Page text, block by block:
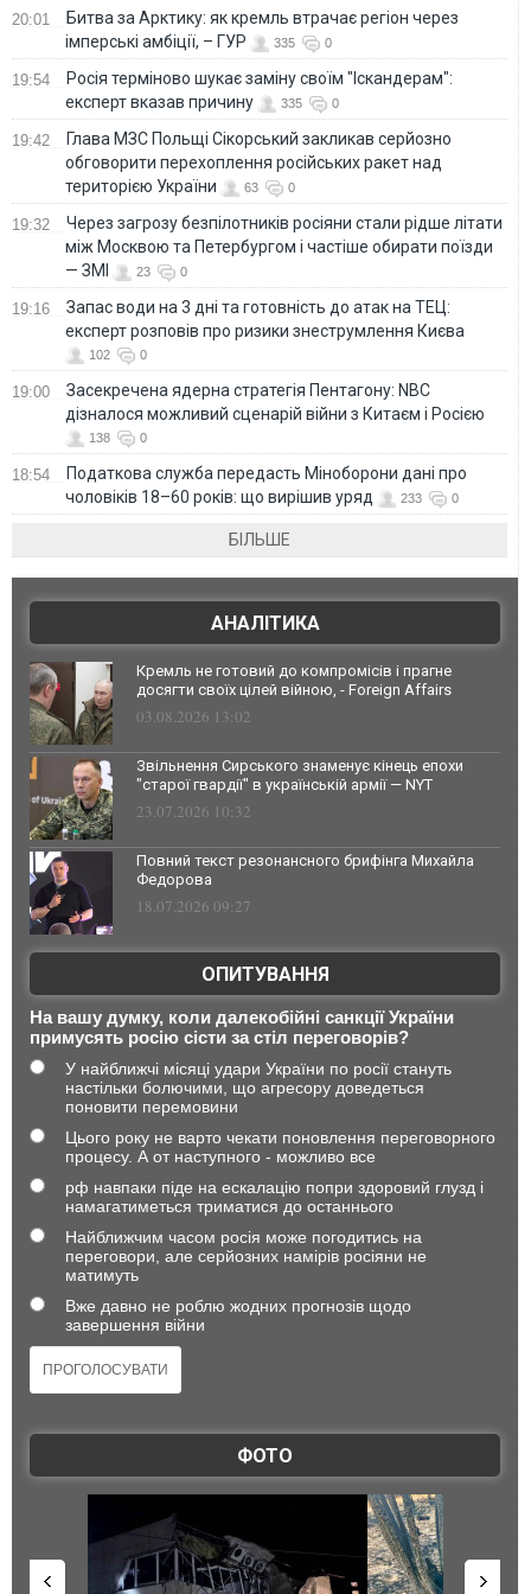
20:01
Битва за Арктику: як кремль втрачає регіон через
імперські амбіції, – ГУР
335 0
19:54
Росія терміново шукає заміну своїм "Іскандерам":
експерт вказав причину
335 0
19:42
Глава МЗС Польщі Сікорський закликав серйозно
обговорити перехоплення російських ракет над
територією України
63 0
19:32
Через загрозу безпілотників росіяни стали рідше літати
між Москвою та Петербургом і частіше обирати поїзди
— ЗМІ
23 0
19:16
Запас води на 3 дні та готовність до атак на ТЕЦ:
експерт розповів про ризики знеструмлення Києва
102 0
19:00
Засекречена ядерна стратегія Пентагону: NBC
дізналося можливий сценарій війни з Китаєм і Росією
138 0
18:54
Податкова служба передасть Міноборони дані про
чоловіків 18–60 років: що вирішив уряд
233 0
БІЛЬШЕ
АНАЛІТИКА
Кремль не готовий до компромісів і прагне
досягти своїх цілей війною, - Foreign Affairs
03.08.2026 13:02
Звільнення Сирського знаменує кінець епохи
"старої гвардії" в українській армії — NYT
23.07.2026 10:32
Повний текст резонансного брифінга Михайла
Федорова
18.07.2026 09:27
ОПИТУВАННЯ
На вашу думку, коли далекобійні санкції України
примусять росію сісти за стіл переговорів?
У найближчі місяці удари України по росії стануть
настільки болючими, що агресору доведеться
поновити перемовини
Цього року не варто чекати поновлення переговорного
процесу. А от наступного - можливо все
рф навпаки піде на ескалацію попри здоровий глузд і
намагатиметься триматися до останнього
Найближчим часом росія може погодитись на
переговори, але серйозних намірів росіяни не
матимуть
Вже давно не роблю жодних прогнозів щодо
завершення війни
ФОТО